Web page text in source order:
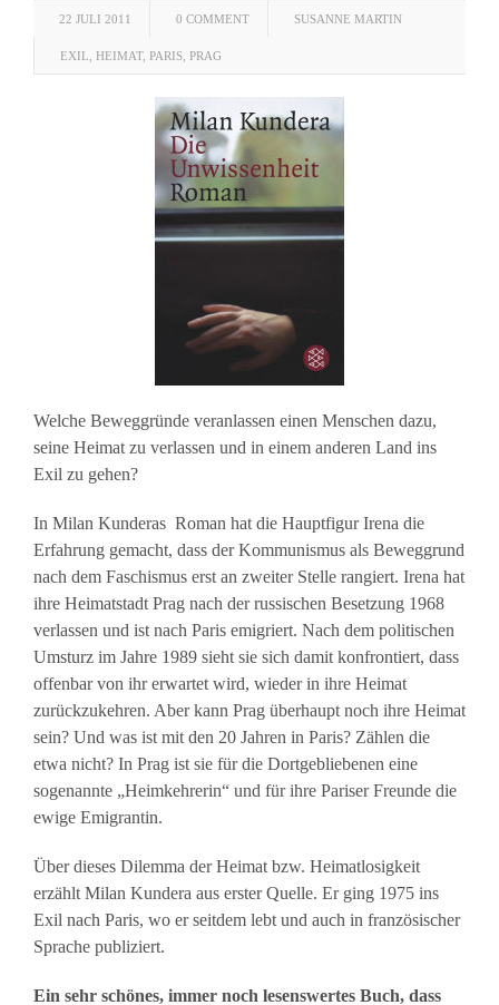
22 JULI 2011 0 COMMENT SUSANNE MARTIN
EXIL HEIMAT, PARIS PRAG
Welche Beweggründe veranlassen einen Menschen dazu,
seine Heimat zu verlassen und in einem anderen Land ins
Exil zu gehen?
In Milan Kunderas Roman hat die Hauptfigur Irena die
Erfahrung gemacht, dass der Kommunismus als Beweggrund
nach dem Faschismus erst an zweiter Stelle rangiert. Irena hat
ihre Heimatstadt Prag nach der russischen Besetzung 1968
verlassen und ist nach Paris emigriert. Nach dem politischen
Umsturz im Jahre 1989 sieht sie sich damit konfrontiert, dass
offenbar von ihr erwartet wird, wieder in ihre Heimat
zurückzukehren. Aber kann Prag überhaupt noch ihre Heimat
sein? Und was ist mit den 20 Jahren in Paris? Zählen die
etwa nicht? In Prag ist sie für die Dortgebliebenen eine
sogenannte „Heimkehrerin“ und für ihre Pariser Freunde die
ewige Emigrantin.
Über dieses Dilemma der Heimat bzw. Heimatlosigkeit
erzählt Milan Kundera aus erster Quelle. Er ging 1975 ins
Exil nach Paris, wo er seitdem lebt und auch in französischer
Sprache publiziert.
Ein sehr schönes, immer noch lesenswertes Buch, dass